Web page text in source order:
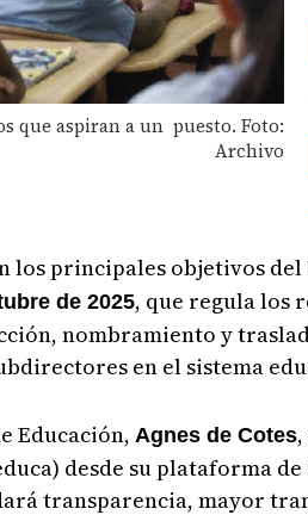
que aspiran a un puesto. Foto:
Archivo
los principales objetivos del
de 2025, que regula los
nombramiento y
en el sistema
Educación, Agnes de Cotes
desde su plataforma
transparencia, mayor